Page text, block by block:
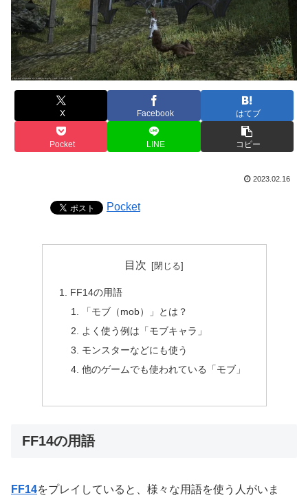
X Facebook はてブ
Pocket LINE コピー
2023.02.16
Pocket
目次
FF14の用語
「モブ（mob）」とは？
よく使う例は「モブキャラ」
モンスターなどにも使う
他のゲームでも使われている「モブ」
FF14の用語
FF14をプレイしていると、様々な用語を使う人がいま